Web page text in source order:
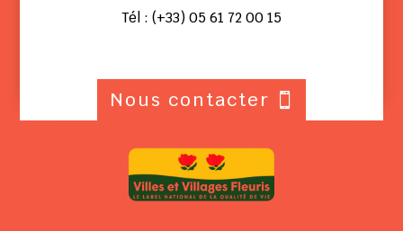
Tél : (+33) 05 61 72 00 15
Nous contacter